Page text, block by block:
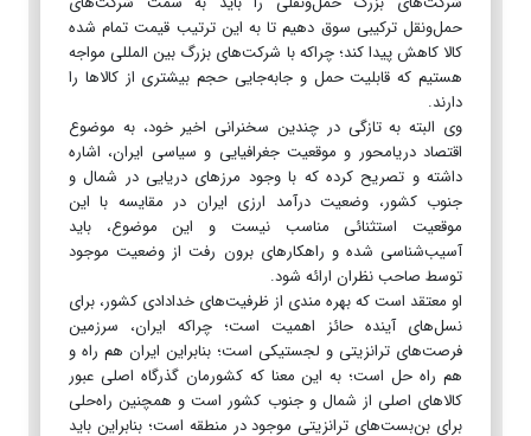
حمل‌و‌نقل ترکیبی سوق دهیم تا به این ترتیب قیمت تمام شده
کالا کاهش پیدا کند؛ چراکه با شرکت‌های بزرگ بین المللی مواجه
هستیم که قابلیت حمل و جابه‌جایی حجم بیشتری از کالا‌ها را
دارند.
وی البته به تازگی در چندین سخنرانی اخیر خود، به موضوع
اقتصاد دریامحور و موقعیت جغرافیایی و سیاسی ایران، اشاره
داشته و تصریح کرده که با وجود مرز‌های دریایی در شمال و
جنوب کشور، وضعیت درآمد ارزی ایران در مقایسه با این
موقعیت استثنائی مناسب نیست و این موضوع، باید
آسیب‌شناسی شده و راهکار‌های برون رفت از وضعیت موجود
توسط صاحب نظران ارائه شود.
او معتقد است که بهره مندی از ظرفیت‌های خدادادی کشور، برای
نسل‌های آینده حائز اهمیت است؛ چراکه ایران، سرزمین
فرصت‌های ترانزیتی و لجستیکی است؛ بنابراین ایران هم راه و
هم راه حل است؛ به این معنا که کشورمان گذرگاه اصلی عبور
کالا‌های اصلی از شمال و جنوب کشور است و همچنین راه‌حلی
برای بن‌بست‌های ترانزیتی موجود در منطقه است؛ بنابراین باید